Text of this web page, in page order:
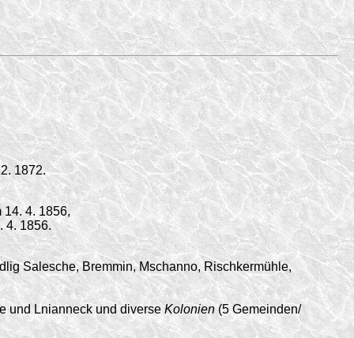
1872.
14. 4. 1856,
4. 1856.
Salesche, Bremmin, Mschanno, Rischkermühle,
und Lnianneck und diverseKolonien(5 Gemeinden/